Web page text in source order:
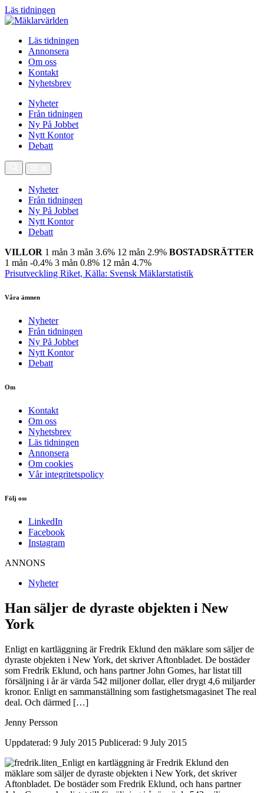
Läs tidningen
Läs tidningen
Annonsera
Om oss
Kontakt
Nyhetsbrev
Nyheter
Från tidningen
Ny På Jobbet
Nytt Kontor
Debatt
Nyheter
Från tidningen
Ny På Jobbet
Nytt Kontor
Debatt
VILLOR 1 mån 3 mån 3.6% 12 mån 2.9% BOSTADSRÄTTER
1 mån -0.4% 3 mån 0.8% 12 mån 4.7%
Prisutveckling Riket, Källa: Svensk Mäklarstatistik
Våra ämnen
Nyheter
Från tidningen
Ny På Jobbet
Nytt Kontor
Debatt
Om
Kontakt
Om oss
Nyhetsbrev
Läs tidningen
Annonsera
Om cookies
Vår integritetspolicy
Följ oss
LinkedIn
Facebook
Instagram
ANNONS
Nyheter
Han säljer de dyraste objekten i New
York
Enligt en kartläggning är Fredrik Eklund den mäklare som säljer de
dyraste objekten i New York, det skriver Aftonbladet. De bostäder
som Fredrik Eklund, och hans partner John Gomes, har listat till
försäljning i år är värda 542 miljoner dollar, eller drygt 4,6 miljarder
kronor. Enligt en sammanställning som fastighetsmagasinet The real
deal. Och därmed […]
Jenny Persson
Uppdaterad: 9 July 2015 Publicerad: 9 July 2015
Enligt en kartläggning är Fredrik Eklund den
mäklare som säljer de dyraste objekten i New York, det skriver
Aftonbladet. De bostäder som Fredrik Eklund, och hans partner